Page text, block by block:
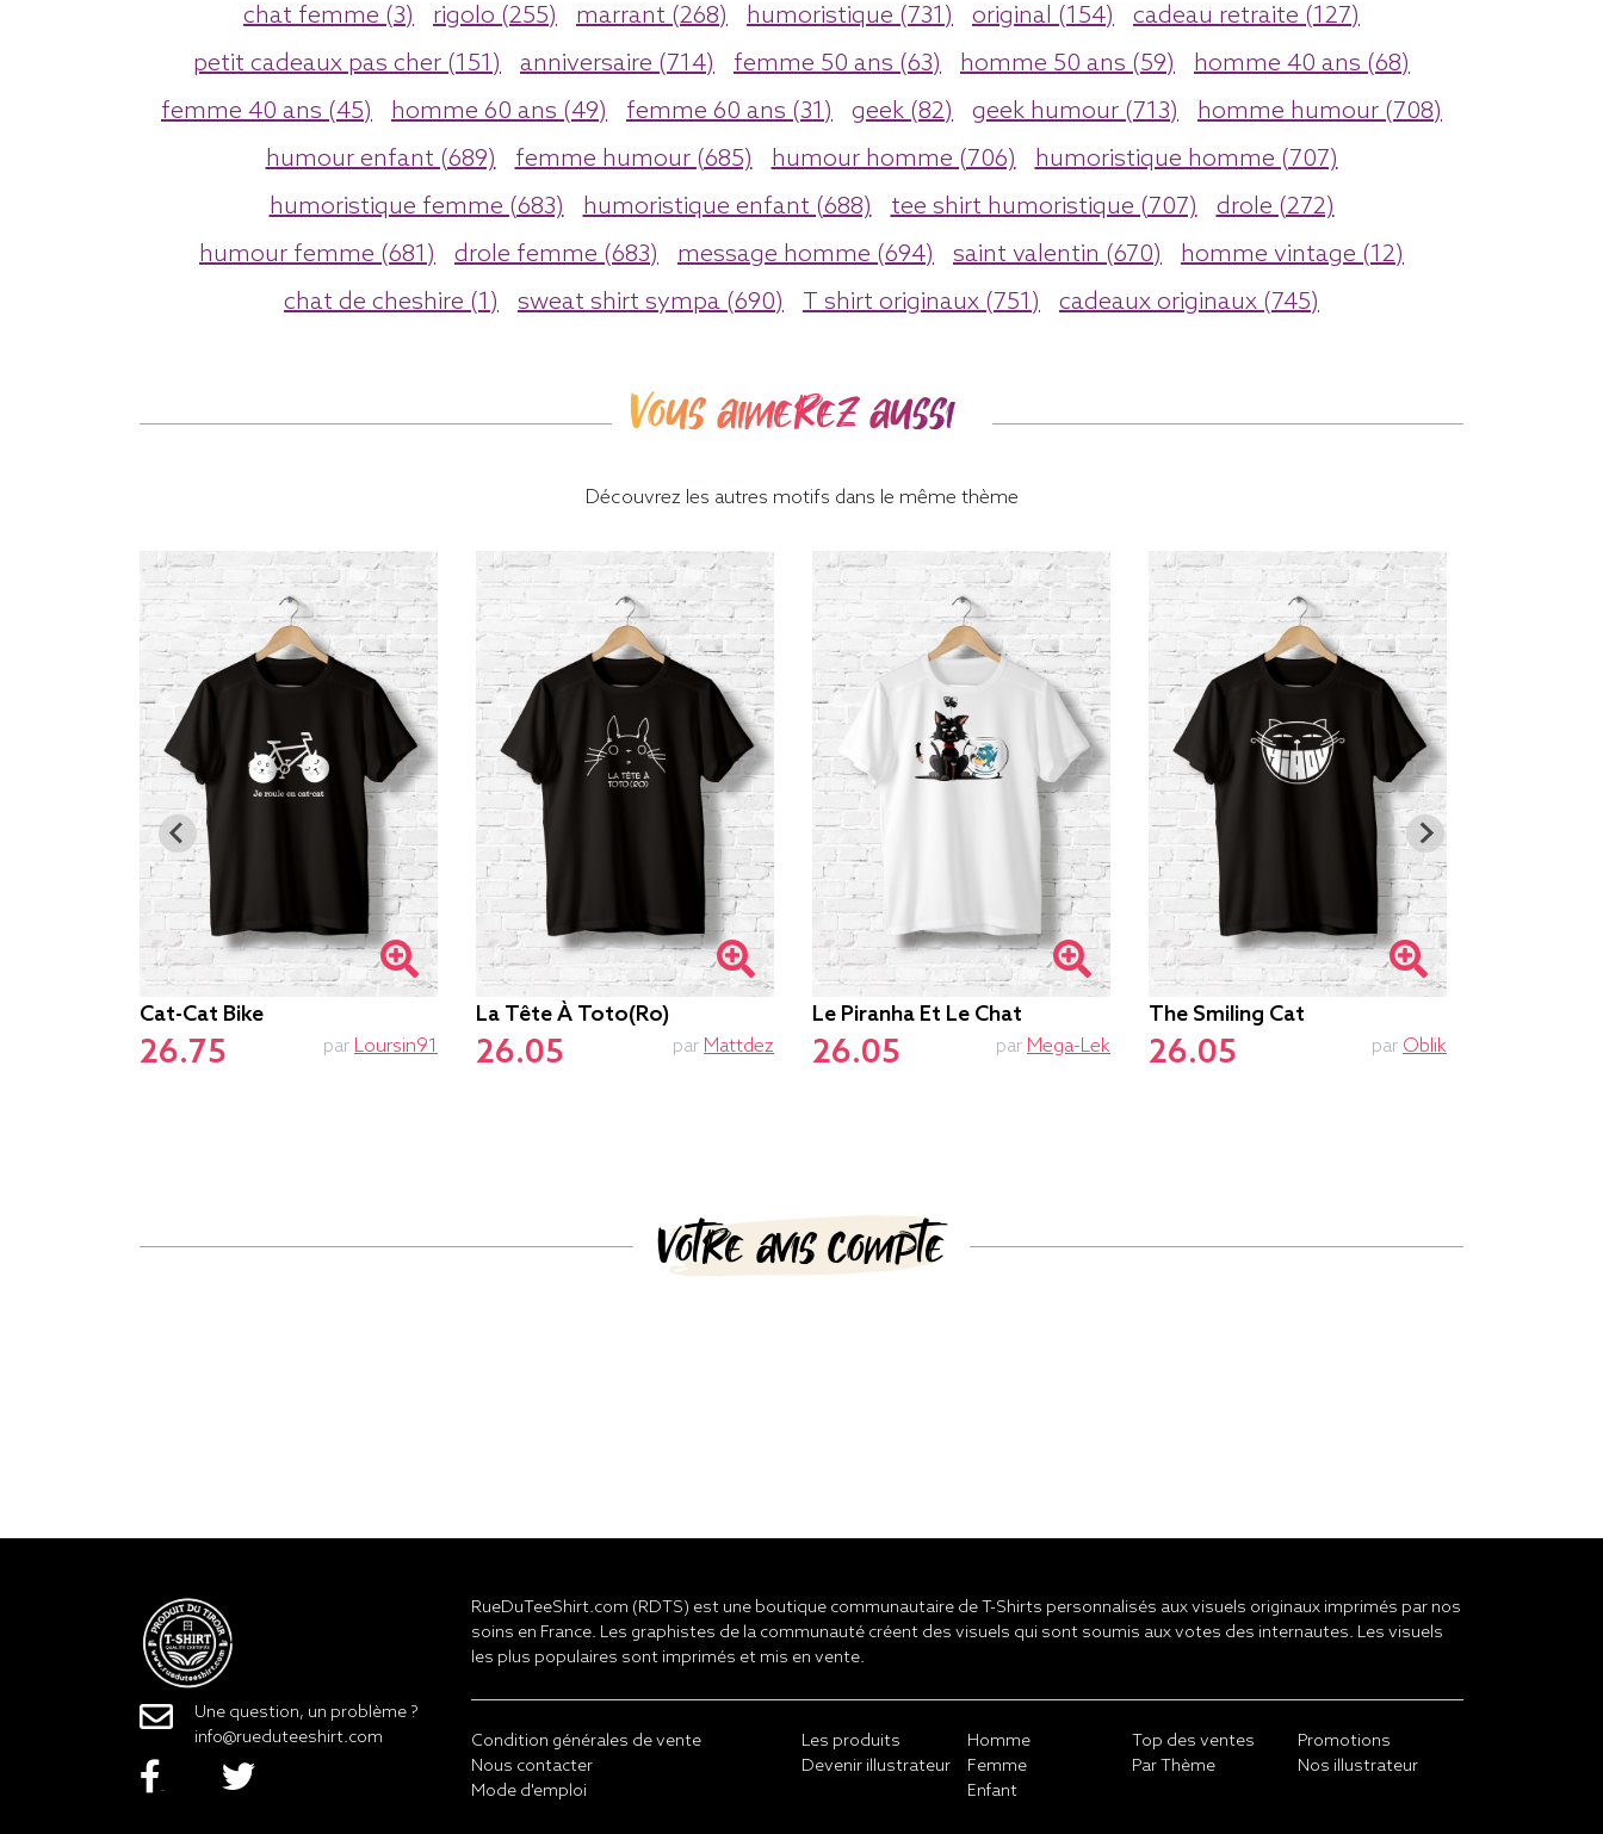
chat femme (3)
rigolo (255) marrant (268) humoristique (731) original (154)
cadeau retraite (127)
petit cadeaux pas cher (151)
anniversaire (714) femme 50 ans (63) homme 50 ans (59)
homme 40 ans (68)
femme 40 ans (45)
homme 60 ans (49) femme 60 ans (31) geek (82) geek humour (713)
homme humour (708)
humour enfant (689)
femme humour (685) humour homme (706)
humoristique homme (707)
humoristique femme (683)
humoristique enfant (688) tee shirt humoristique (707)
drole (272)
humour femme (681)
drole femme (683) message homme (694) saint valentin (670)
homme vintage (12)
chat de cheshire (1)
sweat shirt sympa (690) T shirt originaux (751) cadeaux originaux (745)
Vous aimerez aussi
Découvrez les autres motifs dans le même thème
Cat-Cat Bike
26.75 par Loursin91
La Tête À Toto(ro)
26.05 par Mattdez
Le Piranha Et Le Chat
26.05 par Mega-Lek
The Smiling Cat
26.05 par Oblik
Votre avis compte
Une question, un problème ?
info@rueduteeshirt.com
RueDuTeeShirt.com (RDTS) est une boutique communautaire de T-Shirts personnalisés aux visuels originaux imprimés par nos
soins en France. Les graphistes de la communauté créent des visuels qui sont soumis aux votes des internautes. Les visuels
les plus populaires sont imprimés et mis en vente.
Condition générales de vente
Nous contacter
Mode d'emploi
Les produits
Devenir illustrateur
Homme
Femme
Enfant
Top des ventes
Par Thème
Promotions
Nos illustrateur